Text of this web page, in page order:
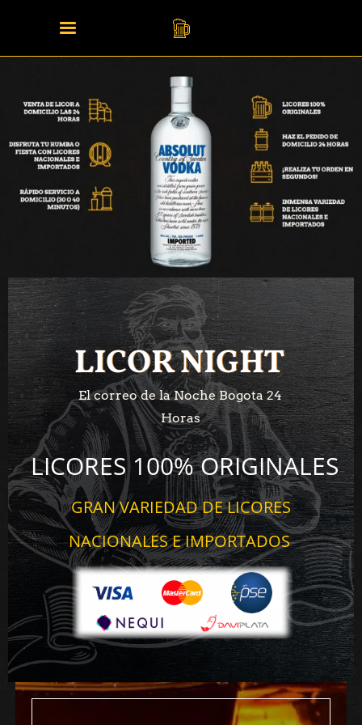
LICOR NIGHT
LICOR NIGHT
El correo de la Noche Bogota 24
Horas
LICORES 100% ORIGINALES
GRAN VARIEDAD DE LICORES
NACIONALES E IMPORTADOS